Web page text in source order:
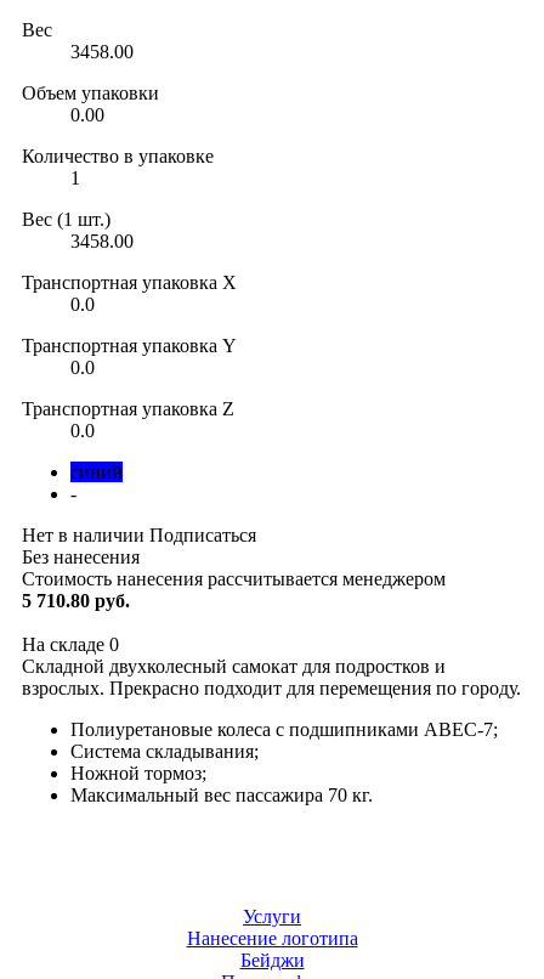
Вес
3458.00
Объем упаковки
0.00
Количество в упаковке
1
Вес (1 шт.)
3458.00
Транспортная упаковка X
0.0
Транспортная упаковка Y
0.0
Транспортная упаковка Z
0.0
синий
-
Нет в наличии Подписаться
Без нанесения
Стоимость нанесения рассчитывается менеджером
5 710.80 руб.
На складе 0
Складной двухколесный самокат для подростков и
взрослых. Прекрасно подходит для перемещения по городу.
Полиуретановые колеса с подшипниками АВЕС-7;
Система складывания;
Ножной тормоз;
Максимальный вес пассажира 70 кг.
Услуги
Нанесение логотипа
Бейджи